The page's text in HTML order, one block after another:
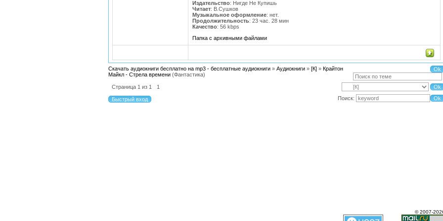
Издательство: Нигде Не Купишь
Читает: В.Сушков
Музыкальное оформление: нет.
Продолжительность: 23 час. 28 мин
Качество: 56 kbps
Папка с архивными файлами
Скачать аудиокниги бесплатно на mp3 - бесплатные аудиокниги » Аудиокниги » [К] » Крайтон
Майкл - Стрела времени (Фантастика)
Страница 1 из 1
1
Поиск:
© 2007-